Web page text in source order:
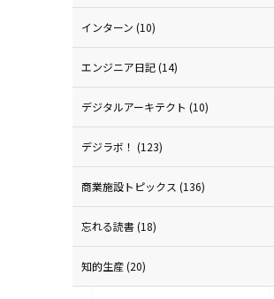
インターン (10)
エンジニア日記(14)
デジタルアーキテクト (10)
デジラボ！ (123)
商業施設トピックス (136)
忘れる読書(18)
知的生産(20)